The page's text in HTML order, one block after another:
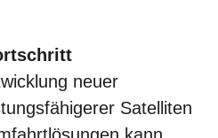
neuer
Satelliten